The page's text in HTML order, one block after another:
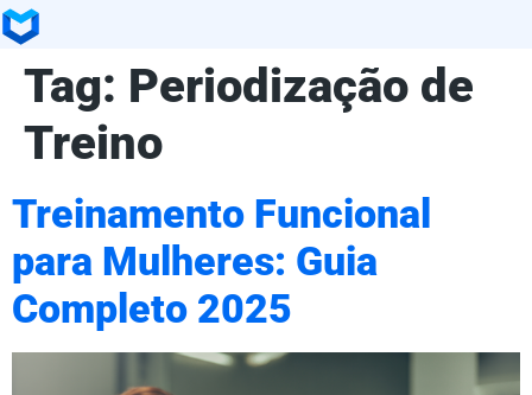
Tag: Periodização de
Treino
Treinamento Funcional
para Mulheres: Guia
Completo 2025